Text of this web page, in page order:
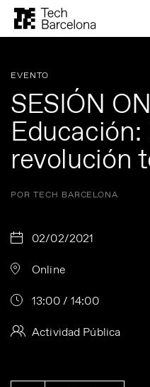
EVENTO
SESIÓN
revolución
POR TECH BARCELONA
02/02/2021
Online
13:00 / 14:00
Actividad Pública